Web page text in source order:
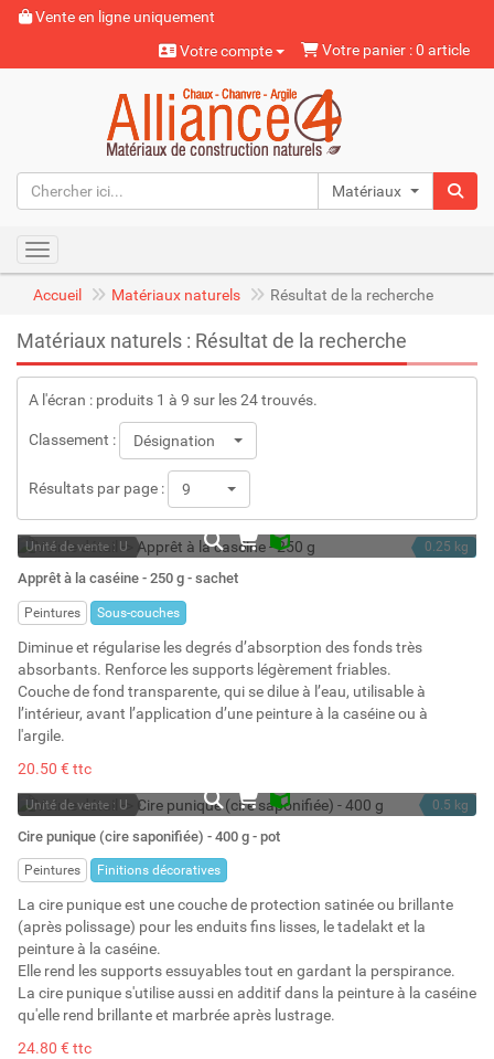
Vente en ligne uniquement
Votre compte
Votre panier : 0 article
Matériaux naturels
Toggle navigation
Accueil Matériaux naturels Résultat de la recherche
Matériaux naturels : Résultat de la recherche
A l'écran : produits 1 à 9 sur les 24 trouvés.
Classement : Désignation
Résultats par page : 9
Unité de vente : U
En stock
Stock : 18
0.25 kg
Apprêt à la caséine - 250 g - sachet
Peintures Sous-couches
Diminue et régularise les degrés d’absorption des fonds très
absorbants. Renforce les supports légèrement friables.
Couche de fond transparente, qui se dilue à l’eau, utilisable à
l’intérieur, avant l’application d’une peinture à la caséine ou à
l'argile.
20.50 € ttc
Unité de vente : U
En stock
Stock : 12
0.5 kg
Cire punique (cire saponifiée) - 400 g - pot
Peintures Finitions décoratives
La cire punique est une couche de protection satinée ou brillante
(après polissage) pour les enduits fins lisses, le tadelakt et la
peinture à la caséine.
Elle rend les supports essuyables tout en gardant la perspirance.
La cire punique s'utilise aussi en additif dans la peinture à la caséine
qu'elle rend brillante et marbrée après lustrage.
24.80 € ttc